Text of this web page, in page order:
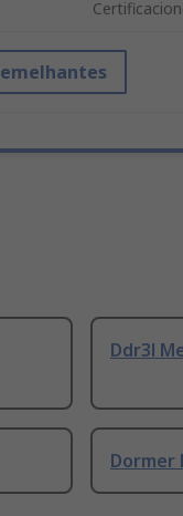
Ddr3l
Dormer